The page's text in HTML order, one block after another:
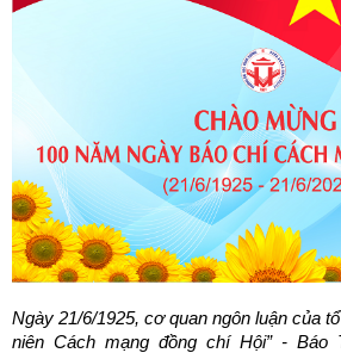
Ngày 21/6/1925, cơ quan ngôn luận của
niên Cách mạng đồng chí Hội” - Báo